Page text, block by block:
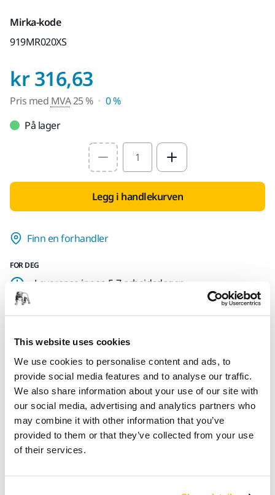
This website uses cookies
We use cookies to personalise content and ads, to
provide social media features and to analyse our traffic.
We also share information about your use of our site with
our social media, advertising and analytics partners who
may combine it with other information that you’ve
provided to them or that they’ve collected from your use
of their services.
Mirka-kode
919MR020XS
kr 316,63Pris med MVA 25 %
Pris med MVA25 %
0 %
På lager
Select quantity value
Legg i handlekurven
Finn en forhandler
FOR DEG
Leveranse innen 5-7 arbeidsdager
Sikker betaling med kort
Spore pakken
Produktinformasjon
Grå Mirka T-skjorte med signaturtrykk foran.